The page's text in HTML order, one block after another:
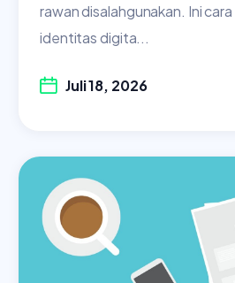
rawan disalahgunakan. Ini
identitas digita...
Juli 18, 2026